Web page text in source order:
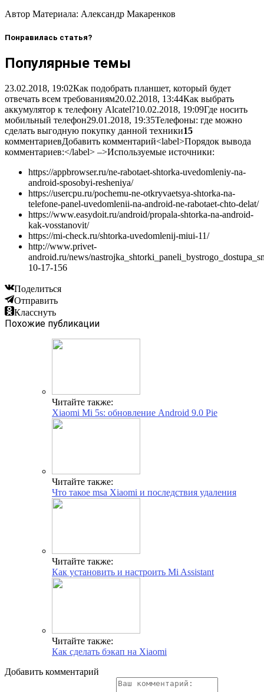
Автор Материала: Александр Макаренков
Понравилась статья?
Популярные темы
23.02.2018, 19:02Как подобрать планшет, который будет
отвечать всем требованиям20.02.2018, 13:44Как выбрать
аккумулятор к телефону Alcatel?10.02.2018, 19:09Где носить
мобильный телефон29.01.2018, 19:35Телефоны: где можно
сделать выгодную покупку данной техники15
комментариевДобавить комментарий<label>Порядок вывода
комментариев:</label> –>Используемые источники:
https://appbrowser.ru/ne-rabotaet-shtorka-uvedomleniy-na-
android-sposobyi-resheniya/
https://usercpu.ru/pochemu-ne-otkryvaetsya-shtorka-na-
telefone-panel-uvedomlenii-na-android-ne-rabotaet-chto-delat/
https://www.easydoit.ru/android/propala-shtorka-na-android-
kak-vosstanovit/
https://mi-check.ru/shtorka-uvedomlenij-miui-11/
http://www.privet-
android.ru/news/
10-17-156
Поделиться
Отправить
Класснуть
Похожие публикации
Читайте также:
Xiaomi Mi 5s: обновление Android 9.0 Pie
Читайте также:
Что такое msa Xiaomi и последствия удаления
Читайте также:
Как установить и настроить Mi Assistant
Читайте также:
Как сделать бэкап на Xiaomi
Добавить комментарий